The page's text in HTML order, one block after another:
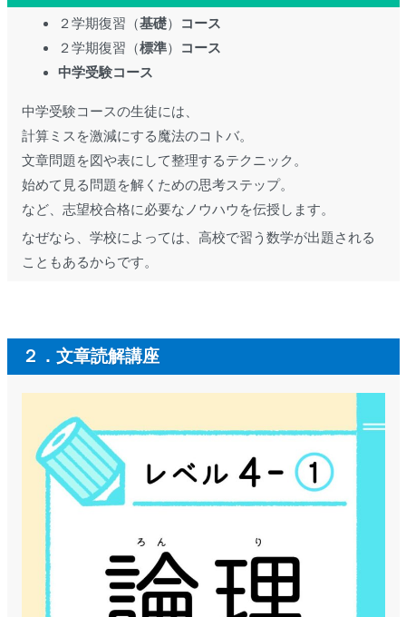
２学期復習（基礎）
コース
２学期復習（標準）
コース
中学受験コース
中学受験コースの生徒には、
計算ミスを激減にする魔法のコトバ。
文章問題を図や表にして整理するテクニック。
始めて見る問題を解くための思考ステップ。
など、志望校合格に必要なノウハウを伝授します。
なぜなら、学校によっては、高校で習う数学が出題される
こともあるからです。
２．文章読解講座